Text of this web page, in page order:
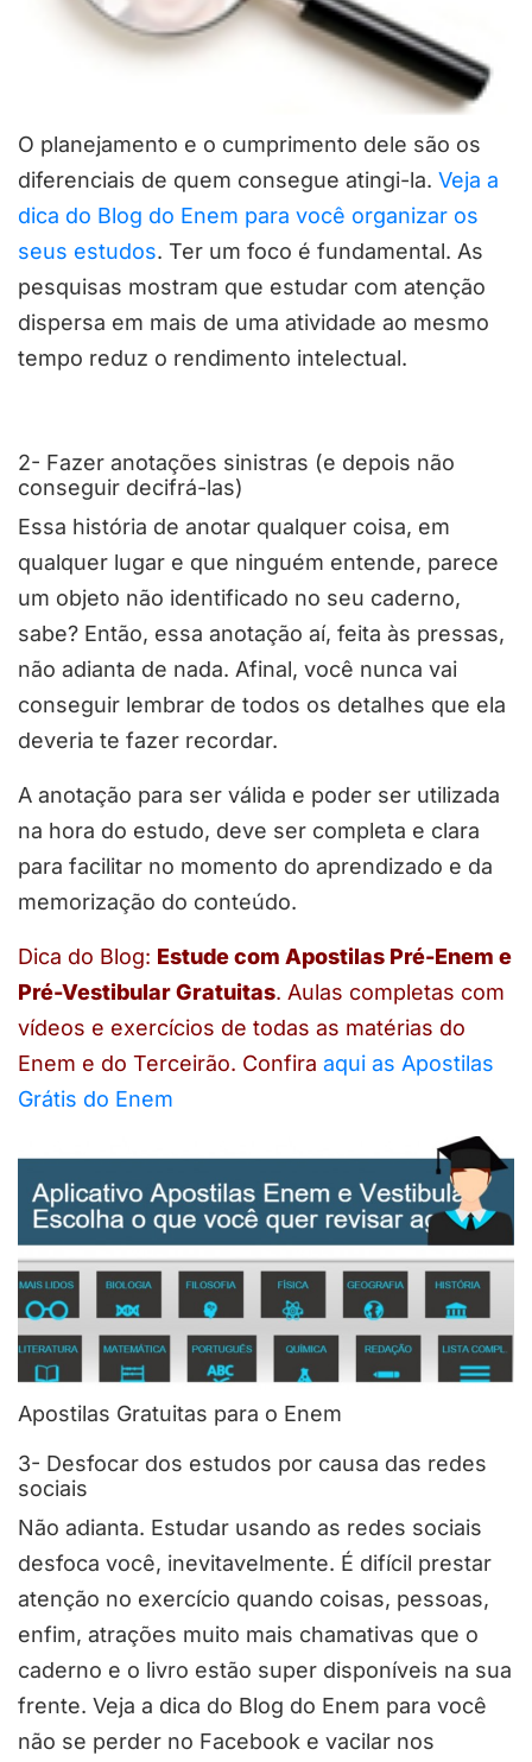
O planejamento e o cumprimento dele são os
diferenciais de quem consegue atingi-la. Veja a
dica do Blog do Enem para você organizar os
seus estudos. Ter um foco é fundamental. As
pesquisas mostram que estudar com atenção
dispersa em mais de uma atividade ao mesmo
tempo reduz o rendimento intelectual.
2- Fazer anotações sinistras (e depois não
conseguir decifrá-las)
Essa história de anotar qualquer coisa, em
qualquer lugar e que ninguém entende, parece
um objeto não identificado no seu caderno,
sabe? Então, essa anotação aí, feita às pressas,
não adianta de nada. Afinal, você nunca vai
conseguir lembrar de todos os detalhes que ela
deveria te fazer recordar.
A anotação para ser válida e poder ser utilizada
na hora do estudo, deve ser completa e clara
para facilitar no momento do aprendizado e da
memorização do conteúdo.
Dica do Blog: Estude com Apostilas Pré-Enem e
Pré-Vestibular Gratuitas. Aulas completas com
vídeos e exercícios de todas as matérias do
Enem e do Terceirão. Confira aqui as Apostilas
Grátis do Enem
Apostilas Gratuitas para o Enem
3- Desfocar dos estudos por causa das redes
sociais
Não adianta. Estudar usando as redes sociais
desfoca você, inevitavelmente. É difícil prestar
atenção no exercício quando coisas, pessoas,
enfim, atrações muito mais chamativas que o
caderno e o livro estão super disponíveis na sua
frente. Veja a dica do Blog do Enem para você
não se perder no Facebook e vacilar nos